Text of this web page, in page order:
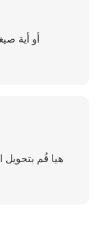
هيا قُم